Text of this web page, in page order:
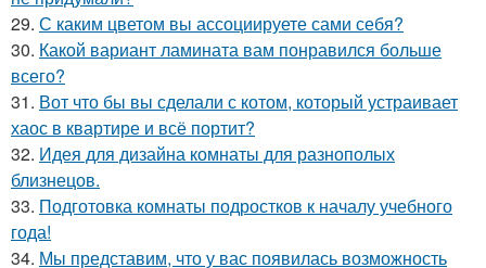
29. С каким цветом вы ассоциируете сами себя?
30. Какой вариант ламината вам понравился больше
всего?
31. Вот что бы вы сделали с котом, который устраивает
хаос в квартире и всё портит?
32. Идея для дизайна комнаты для разнополых
близнецов.
33. Подготовка комнаты подростков к началу учебного
года!
34. Мы представим, что у вас появилась возможность